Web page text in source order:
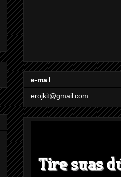
e-mail
erojkit@gmail.com